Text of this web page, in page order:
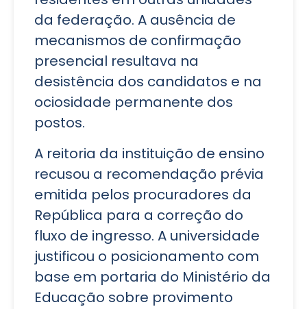
da federação. A ausência de
mecanismos de confirmação
presencial resultava na
desistência dos candidatos e na
ociosidade permanente dos
postos.
A reitoria da instituição de ensino
recusou a recomendação prévia
emitida pelos procuradores da
República para a correção do
fluxo de ingresso. A universidade
justificou o posicionamento com
base em portaria do Ministério da
Educação sobre provimento